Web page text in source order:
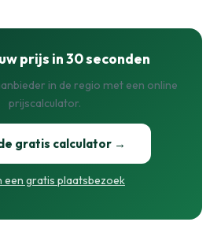
prijs in 30 seconden
in de regio met een online
prijscalculator.
gratis calculator →
een gratis plaatsbezoek